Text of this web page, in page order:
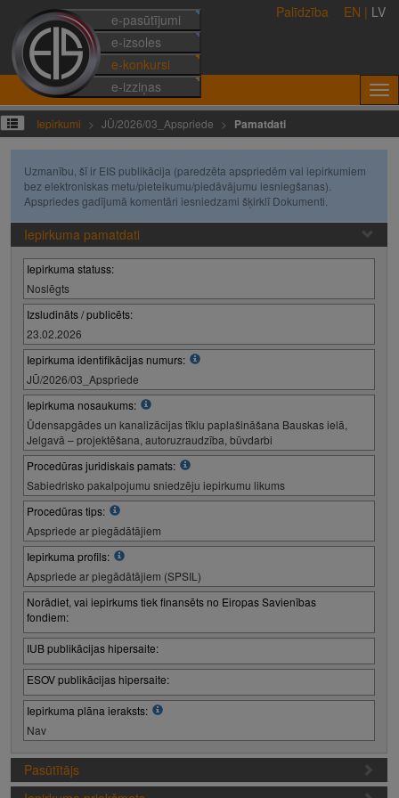
e-pasūtījumi
e-izsoles
e-konkursi
e-izziņas
Palīdzība EN | LV
Iepirkumi JŪ/2026/03_Apspriede Pamatdati
Uzmanību, šī ir EIS publikācija (paredzēta apspriedēm vai iepirkumiem
bez elektroniskas metu/pieteikumu/piedāvājumu iesniegšanas).
Apspriedes gadījumā komentāri iesniedzami šķirklī Dokumenti.
Iepirkuma pamatdati
Iepirkuma statuss:
Noslēgts
Izsludināts / publicēts:
23.02.2026
Iepirkuma identifikācijas numurs:
JŪ/2026/03_Apspriede
Iepirkuma nosaukums:
Ūdensapgādes un kanalizācijas tīklu paplašināšana Bauskas ielā,
Jelgavā – projektēšana, autoruzraudzība, būvdarbi
Procedūras juridiskais pamats:
Sabiedrisko pakalpojumu sniedzēju iepirkumu likums
Procedūras tips:
Apspriede ar piegādātājiem
Iepirkuma profils:
Apspriede ar piegādātājiem (SPSIL)
Norādiet, vai iepirkums tiek finansēts no Eiropas Savienības
fondiem:
IUB publikācijas hipersaite:
ESOV publikācijas hipersaite:
Iepirkuma plāna ieraksts:
Nav
Pasūtītājs